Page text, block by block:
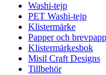
Washi-tejp
PET Washi-tejp
Klistermärke
Papper och
Klistermärkesbok
Misil Craft Designs
Tillbehör